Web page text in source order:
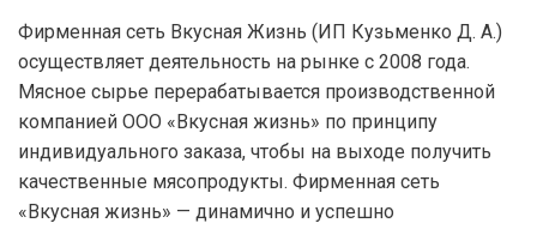
Фирменная сеть Вкусная Жизнь (ИП Кузьменко Д. А.)
осуществляет деятельность на рынке с 2008 года.
Мясное сырье перерабатывается производственной
компанией ООО «Вкусная жизнь» по принципу
индивидуального заказа, чтобы на выходе получить
качественные мясопродукты. Фирменная сеть
«Вкусная жизнь» — динамично и успешно